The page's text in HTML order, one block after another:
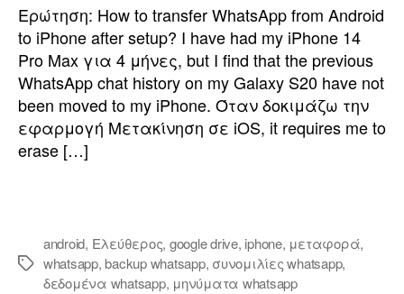
r
Ερώτηση: How to transfer WhatsApp from Android
to iPhone after setup? I have had my iPhone 14
Pro Max για 4 μήνες, but I find that the previous
WhatsApp chat history on my Galaxy S20 have not
been moved to my iPhone. Όταν δοκιμάζω την
εφαρμογή Μετακίνηση σε iOS, it requires me to
erase […]
android, Ελεύθερος, google drive, iphone, μεταφορά,
whatsapp,backup whatsapp, συνομιλίες whatsapp,
δεδομένα whatsapp, μηνύματα whatsapp